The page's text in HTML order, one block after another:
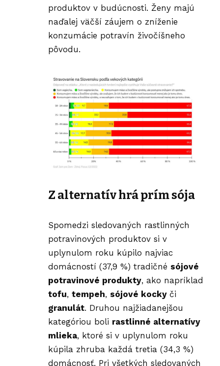
produktov v budúcnosti. Ženy majú
naďalej väčší záujem o zníženie
konzumácie potravín živočíšneho
pôvodu.
Z alternatív hrá prím sója
Spomedzi sledovaných rastlinných
potravinových produktov si v
uplynulom roku kúpilo najviac
domácností (37,9 %) tradičné sójové
potravinové produkty, ako napríklad
tofu, tempeh, sójové kocky či
granulát. Druhou najžiadanejšou
kategóriou boli rastlinné alternatívy
mlieka, ktoré si v uplynulom roku
kúpila zhruba každá tretia (34,3 %)
domácnosť. Pri všetkých sledovaných